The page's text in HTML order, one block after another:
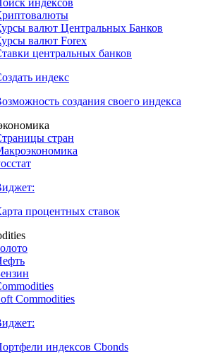
доступ
рынка
индексов
валют Центральных Банков
центральных банков
индекс
создания своего индекса
стран
процентных ставок
Commodities